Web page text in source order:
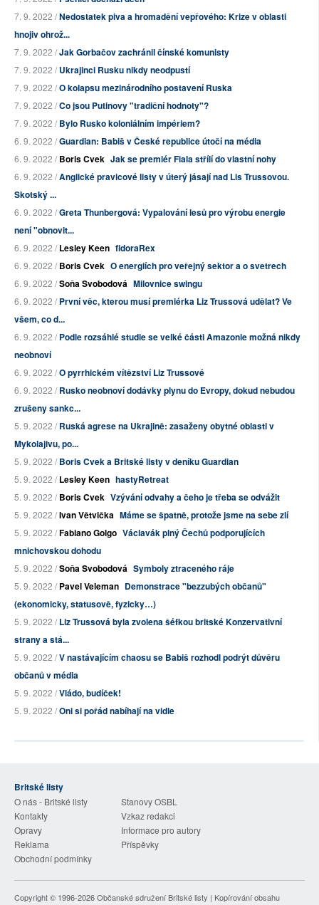
7. 9. 2022 /Nedostatek piva a hromadění vepřového: Krize v oblasti
hnojiv ohrož...
7. 9. 2022 /Jak Gorbačov zachránil čínské komunisty
7. 9. 2022 /Ukrajinci Rusku nikdy neodpustí
7. 9. 2022 /O kolapsu mezinárodního postavení Ruska
7. 9. 2022 /Co jsou Putinovy "tradiční hodnoty"?
7. 9. 2022 /Bylo Rusko koloniálním impériem?
6. 9. 2022 /Guardian: Babiš v České republice útočí na média
6. 9. 2022 /Boris Cvek Jak se premiér Fiala střílí do vlastní nohy
6. 9. 2022 /Anglické pravicové listy v úterý jásají nad Lis Trussovou.
Skotský ...
6. 9. 2022 /Greta Thunbergová: Vypalování lesů pro výrobu energie
není "obnovit...
6. 9. 2022 /Lesley Keen fidoraRex
6. 9. 2022 /Boris Cvek O energiích pro veřejný sektor a o svetrech
6. 9. 2022 /Soňa Svobodová Milovnice swingu
6. 9. 2022 /První věc, kterou musí premiérka Liz Trussová udělat? Ve
všem, co d...
6. 9. 2022 /Podle rozsáhlé studie se velké části Amazonie možná nikdy
neobnoví
6. 9. 2022 /O pyrrhickém vítězství Liz Trussové
6. 9. 2022 /Rusko neobnoví dodávky plynu do Evropy, dokud nebudou
zrušeny sankc...
5. 9. 2022 /Ruská agrese na Ukrajině: zasaženy obytné oblasti v
Mykolajivu, po...
5. 9. 2022 /Boris Cvek a Britské listy v deníku Guardian
5. 9. 2022 /Lesley Keen hastyRetreat
5. 9. 2022 /Boris Cvek Vzývání odvahy a čeho je třeba se odvážit
5. 9. 2022 /Ivan Větvička Máme se špatně, protože jsme na sebe zlí
5. 9. 2022 /Fabiano Golgo Václavák plný Čechů podporujících
mnichovskou dohodu
5. 9. 2022 /Soňa Svobodová Symboly ztraceného ráje
5. 9. 2022 /Pavel Veleman Demonstrace "bezzubých občanů"
(ekonomicky, statusově, fyzicky…)
5. 9. 2022 /Liz Trussová byla zvolena šéfkou britské Konzervativní
strany a stá...
5. 9. 2022 /V nastávajícím chaosu se Babiš rozhodl podrýt důvěru
občanů v média
5. 9. 2022 /Vládo, budíček!
5. 9. 2022 /Oni si pořád nabíhají na vidle
Britské listy
O nás - Britské listy
Stanovy OSBL
Kontakty
Vzkaz redakci
Opravy
Informace pro autory
Reklama
Příspěvky
Obchodní podmínky
Copyright © 1996-2026Občanské sdružení Britské listy | Kopírování obsahu